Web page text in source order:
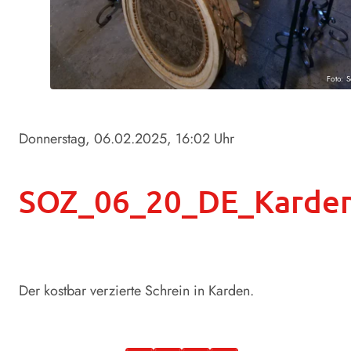
Foto:
Donnerstag, 06.02.2025, 16:02 Uhr
Der kostbar verzierte Schrein in Karden.